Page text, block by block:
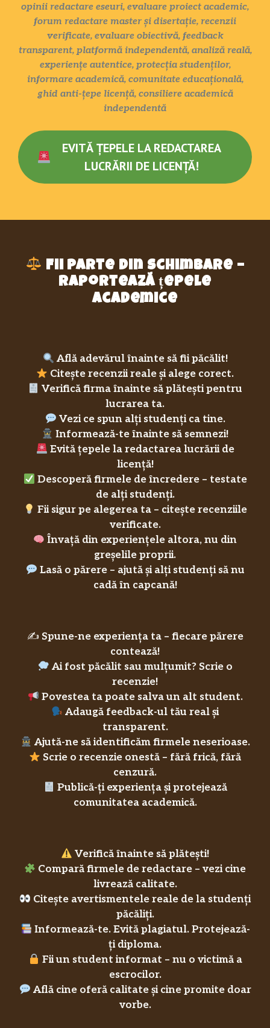
opinii redactare eseuri, evaluare proiect academic,
forum redactare master și disertație, recenzii
verificate, evaluare obiectivă, feedback
transparent, platformă independentă, analiză reală,
experiențe autentice, protecția studenților,
informare academică, comunitate educațională,
ghid anti-țepe licență, consiliere academică
independentă
EVITĂ ȚEPELE LA REDACTAREA
LUCRĂRII DE LICENȚĂ!
Fii parte din schimbare –
raportează țepele
academice
Află adevărul înainte să fii păcălit!
Citește recenzii reale și alege corect.
Verifică firma înainte să plătești pentru
lucrarea ta.
Vezi ce spun alți studenți ca tine.
Informează-te înainte să semnezi!
Evită țepele la redactarea lucrării de
licență!
Descoperă firmele de încredere – testate
de alți studenți.
Fii sigur pe alegerea ta – citește recenziile
verificate.
Învață din experiențele altora, nu din
greșelile proprii.
Lasă o părere – ajută și alți studenți să nu
cadă în capcană!
✍️ Spune-ne experiența ta – fiecare părere
contează!
Ai fost păcălit sau mulțumit? Scrie o
recenzie!
Povestea ta poate salva un alt student.
Adaugă feedback-ul tău real și
transparent.
Ajută-ne să identificăm firmele neserioase.
Scrie o recenzie onestă – fără frică, fără
cenzură.
Publică-ți experiența și protejează
comunitatea academică.
Verifică înainte să plătești!
Compară firmele de redactare – vezi cine
livrează calitate.
Citește avertismentele reale de la studenți
păcăliți.
Informează-te. Evită plagiatul. Protejează-
ți diploma.
Fii un student informat – nu o victimă a
escrocilor.
Află cine oferă calitate și cine promite doar
vorbe.